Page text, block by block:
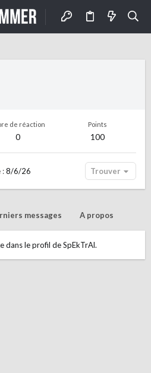
de réaction
0
Points
100
8/6/26 Trouver
messages A propos
dans le profil de SpEkTrAl.